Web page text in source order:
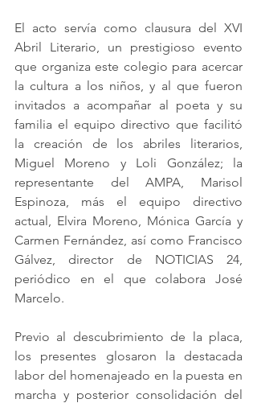
El acto servía como clausura del XVI
Abril Literario, un prestigioso evento
que organiza este colegio para acercar
la cultura a los niños, y al que fueron
invitados a acompañar al poeta y su
familia el equipo directivo que facilitó
la creación de los abriles literarios,
Miguel Moreno y Loli González; la
representante del AMPA, Marisol
Espinoza, más el equipo directivo
actual, Elvira Moreno, Mónica García y
Carmen Fernández, así como Francisco
Gálvez, director de NOTICIAS 24,
periódico en el que colabora José
Marcelo.
Previo al descubrimiento de la placa,
los presentes glosaron la destacada
labor del homenajeado en la puesta en
marcha y posterior consolidación del